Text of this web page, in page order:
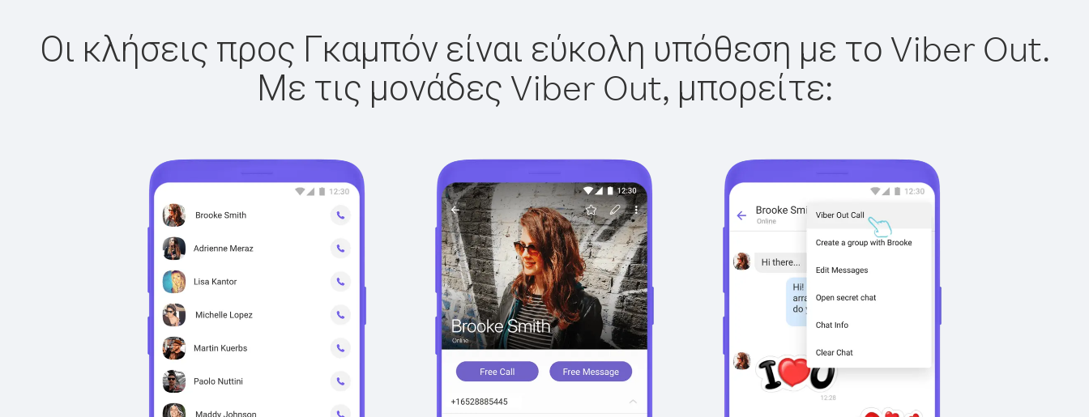
Οι κλήσεις προς Γκαμπόν είναι εύκολη υπόθεση με το Viber Out.
Με τις μονάδες Viber Out, μπορείτε: